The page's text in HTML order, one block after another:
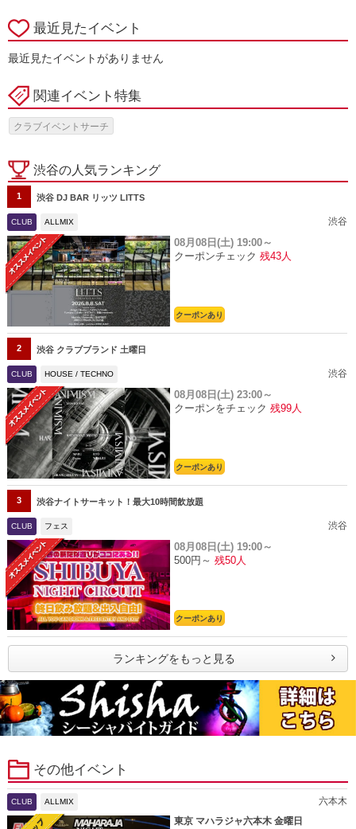
最近見たイベント
最近見たイベントがありません
関連イベント特集
クラブイベントサーチ
渋谷の人気ランキング
1 渋谷 DJ BAR リッツ LITTS
CLUB ALLMIX 渋谷
08月08日(土) 19:00～
クーポンチェック 残43人
クーポンあり
2 渋谷 クラブブランド 土曜日
CLUB HOUSE / TECHNO 渋谷
08月08日(土) 23:00～
クーポンをチェック 残99人
クーポンあり
3 渋谷ナイトサーキット！最大10時間飲放題
CLUB フェス 渋谷
08月08日(土) 19:00～
500円～ 残50人
クーポンあり
ランキングをもっと見る
その他イベント
CLUB ALLMIX
六本木
東京 マハラジャ六本木 金曜日